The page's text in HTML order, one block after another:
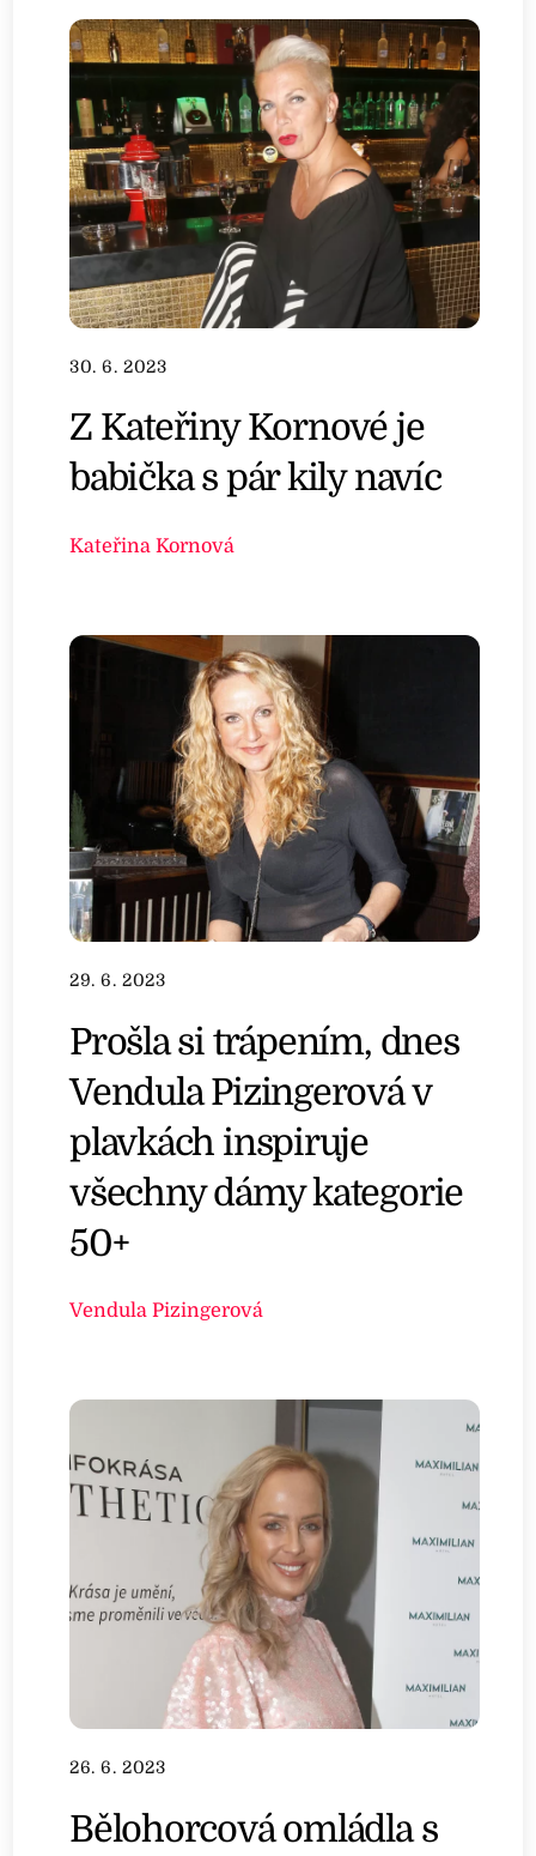
30. 6. 2023
Z Kateřiny Kornové je
babička s pár kily navíc
Kateřina Kornová
29. 6. 2023
Prošla si trápením, dnes
Vendula Pizingerová v
plavkách inspiruje
všechny dámy kategorie
50+
Vendula Pizingerová
26. 6. 2023
Bělohorcová omládla s